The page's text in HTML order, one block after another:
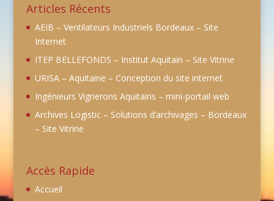
Articles Récents
AEIB – Ventilateurs Industriels Bordeaux – Site
Internet
ITEP BELLEFONDS – Institut Aquitain – Site Vitrine
URISA – Aquitaine – Conception du site internet
Ingénieurs Vignerons Aquitains – mini-portail web
Archives Logistic – Solutions d’archivages – Bordeaux
– Site Vitrine
Accès Rapide
Accueil